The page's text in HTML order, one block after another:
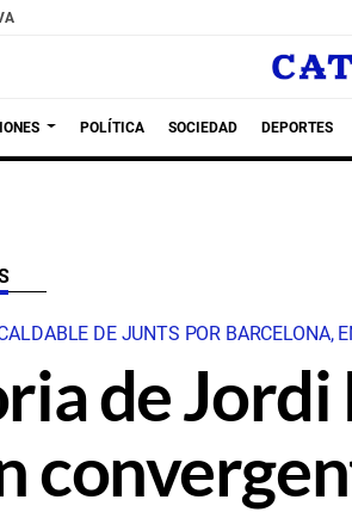
POLÍTICA SOCIEDAD DEPORTES
DE JUNTS POR BARCELONA,
de